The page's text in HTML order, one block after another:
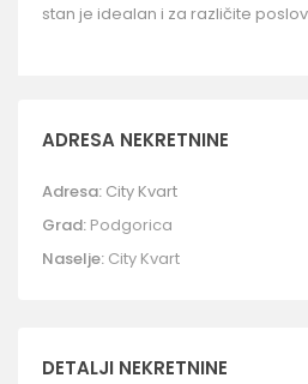
stan je idealan i za različite
ADRESA NEKRETNINE
Adresa: City Kvart
Grad: Podgorica
Naselje: City Kvart
DETALJI NEKRETNINE